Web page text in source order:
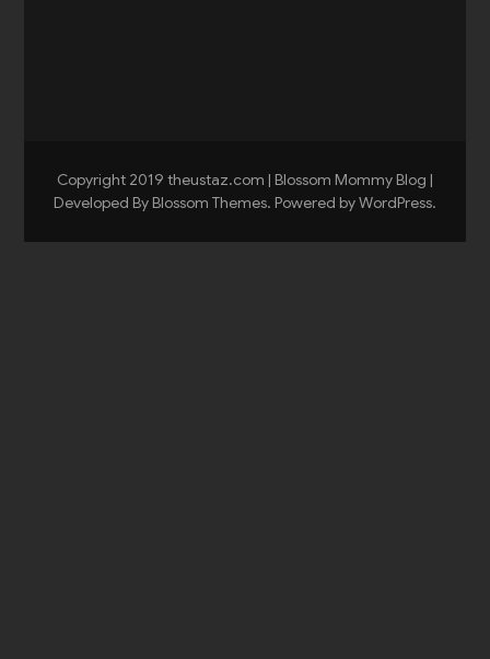
Copyright 2019 theustaz.com | Blossom Mommy Blog |
Developed By Blossom Themes. Powered byWordPress.